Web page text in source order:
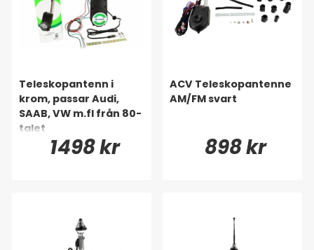
Teleskopantenn i
krom, passar Audi,
SAAB, VW m.fl från 80-
talet
1498 kr
ACV Teleskopantenne
AM/FM svart
898 kr